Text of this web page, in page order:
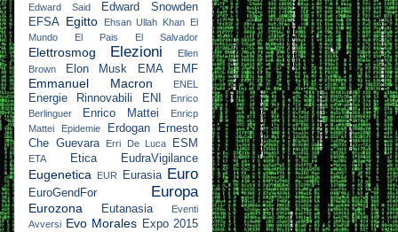
Edward Said
Edward Snowden
EFSA Egitto Ehsan Ullah Khan El
Mundo
El Pais El Salvador
Elettrosmog Elezioni
Ellen
Brown
Elon Musk EMA EMF
Emmanuel Macron ENEL
Energie Rinnovabili ENI
Enrico
Berlinguer
Enrico Mattei
Enricp
Mattei
Epidemie Erdogan
Ernesto
Che Guevara
Erri De Luca ESM
ETA Etica EudraVigilance
Eugenetica EUR Eurasia Euro
EuroGendFor Europa
Eurozona Eutanasia
Eventi
Avversi Evo Morales Expo 2015